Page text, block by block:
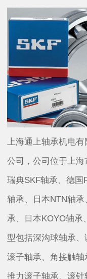
上海通上轴承机电
公司，公司位于上
瑞典SKF轴承、德国
轴承、日本NTN轴
承、日本KOYO轴承
型包括深沟球轴承
滚子轴承、角接触轴
推力滚子轴承、滚